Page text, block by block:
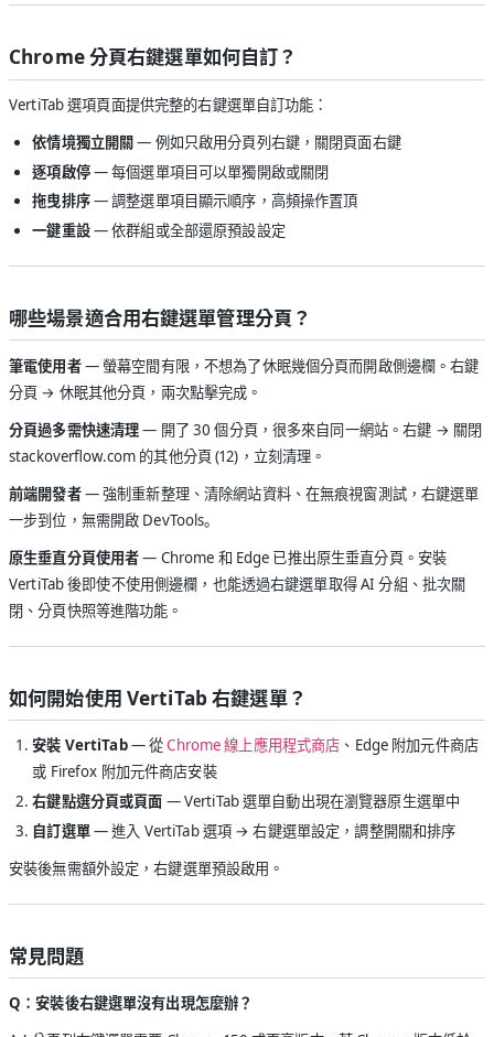
Chrome 分頁右鍵選單如何自訂？
VertiTab 選項頁面提供完整的右鍵選單自訂功能：
依情境獨立開關— 例如只啟用分頁列右鍵，關閉頁面右鍵
逐項啟停— 每個選單項目可以單獨開啟或關閉
拖曳排序— 調整選單項目顯示順序，高頻操作置頂
一鍵重設— 依群組或全部還原預設設定
哪些場景適合用右鍵選單管理分頁？
筆電使用者— 螢幕空間有限，不想為了休眠幾個分頁而開啟側邊欄。右鍵
分頁 → 休眠其他分頁，兩次點擊完成。
分頁過多需快速清理— 開了 30 個分頁，很多來自同一網站。右鍵 → 關閉
stackoverflow.com 的其他分頁 (12)，立刻清理。
前端開發者— 強制重新整理、清除網站資料、在無痕視窗測試，右鍵選單
一步到位，無需開啟 DevTools。
原生垂直分頁使用者— Chrome 和 Edge 已推出原生垂直分頁。安裝
VertiTab 後即使不使用側邊欄，也能透過右鍵選單取得 AI 分組、批次關
閉、分頁快照等進階功能。
如何開始使用 VertiTab 右鍵選單？
安裝 VertiTab— 從Chrome 線上應用程式商店 、Edge 附加元件商店
或 Firefox 附加元件商店安裝
右鍵點選分頁或頁面 — VertiTab 選單自動出現在瀏覽器原生選單中
自訂選單— 進入 VertiTab 選項 → 右鍵選單設定，調整開關和排序
安裝後無需額外設定，右鍵選單預設啟用。
常見問題
Q：安裝後右鍵選單沒有出現怎麼辦？